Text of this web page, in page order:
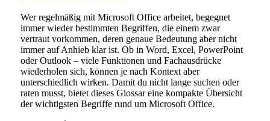
Wer regelmäßig mit Microsoft Office arbeitet, begegnet
immer wieder bestimmten Begriffen, die einem zwar
vertraut vorkommen, deren genaue Bedeutung aber nicht
immer auf Anhieb klar ist. Ob in Word, Excel, PowerPoint
oder Outlook – viele Funktionen und Fachausdrücke
wiederholen sich, können je nach Kontext aber
unterschiedlich wirken. Damit du nicht lange suchen oder
raten musst, bietet dieses Glossar eine kompakte Übersicht
der wichtigsten Begriffe rund um Microsoft Office.